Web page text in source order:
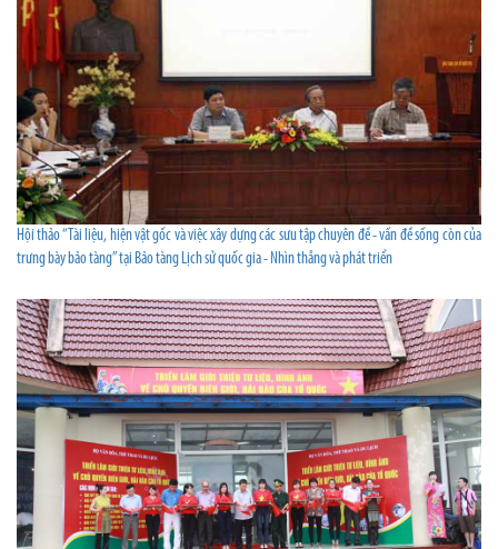
Hội thảo “Tài liệu, hiện vật gốc và việc xây dựng các sưu tập chuyên đề - vấn đề sống còn của
trưng bày bảo tàng” tại Bảo tàng Lịch sử quốc gia - Nhìn thẳng và phát triển